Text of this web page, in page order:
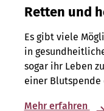
Retten und
Es gibt viele
in
sogar ihr Leben
einer Blutspende
Mehr erfahren